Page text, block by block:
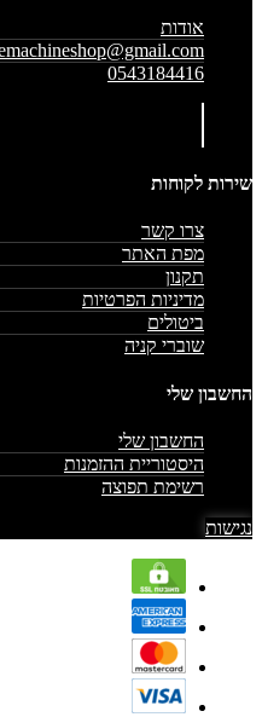
אודות
0543184416
שירות לקוחות
צרו קשר
מפת האתר
תקנון
מדיניות הפרטיות
ביטולים
שוברי קניה
החשבון שלי
החשבון שלי
היסטוריית ההזמנות
רשימת תפוצה
נגישות